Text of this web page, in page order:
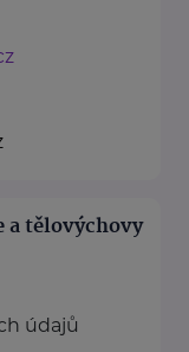
tělovýchovy
údajů